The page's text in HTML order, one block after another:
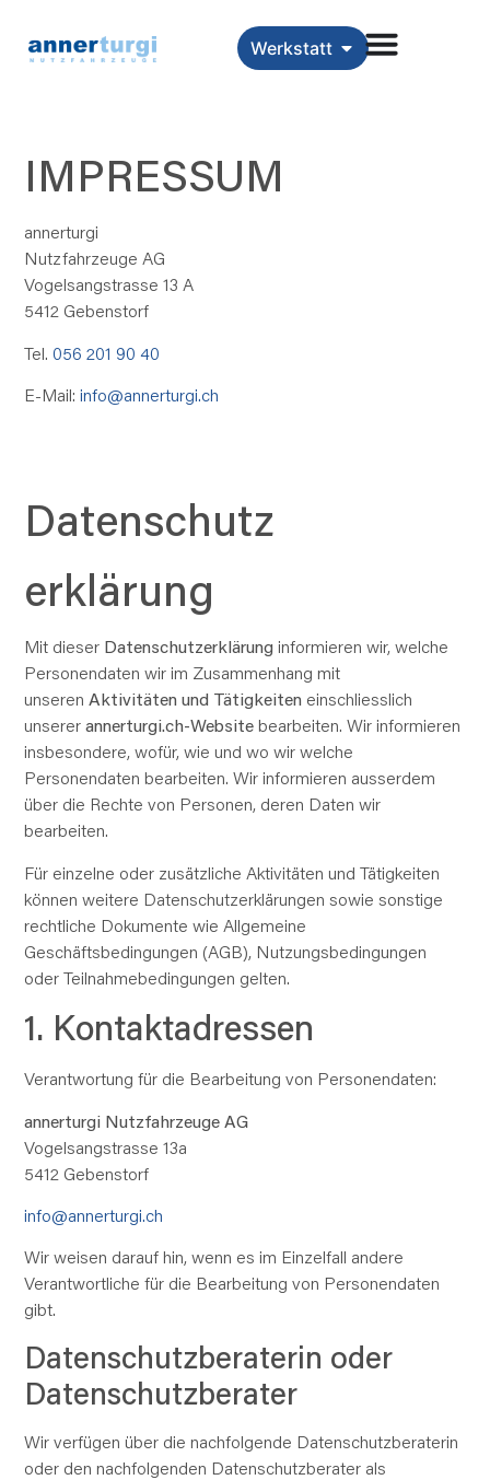
Werkstatt
IMPRESSUM
annerturgi
Nutzfahrzeuge AG
Vogelsangstrasse 13 A
5412 Gebenstorf
Tel.056 201 90 40
E-Mail:info@annerturgi.ch
Datenschutz
erklärung
Mit dieser Datenschutzerklärung informieren wir, welche
Personendaten wir im Zusammenhang mit
unserenAktivitäten und Tätigkeiten einschliesslich
unsererannerturgi.ch-Websitebearbeiten. Wir informieren
insbesondere, wofür, wie und wo wir welche
Personendaten bearbeiten. Wir informieren ausserdem
über die Rechte von Personen, deren Daten wir
bearbeiten.
Für einzelne oder zusätzliche Aktivitäten und Tätigkeiten
können weitere Datenschutzerklärungen sowie sonstige
rechtliche Dokumente wie Allgemeine
Geschäftsbedingungen (AGB), Nutzungsbedingungen
oder Teilnahmebedingungen gelten.
1. Kontaktadressen
Verantwortung für die Bearbeitung von Personendaten:
annerturgi Nutzfahrzeuge AG
Vogelsangstrasse 13a
5412 Gebenstorf
info@annerturgi.ch
Wir weisen darauf hin, wenn es im Einzelfall andere
Verantwortliche für die Bearbeitung von Personendaten
gibt.
Datenschutzberaterin oder
Datenschutzberater
Wir verfügen über die nachfolgende Datenschutzberaterin
oder den nachfolgenden Datenschutzberater als